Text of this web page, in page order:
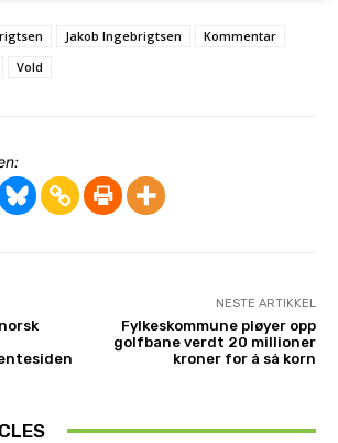
Jakob Ingebrigtsen
Kommentar
Vold
NESTE ARTIKKEL
Fylkeskommune pløyer opp
golfbane verdt 20 millioner
kroner for å så korn